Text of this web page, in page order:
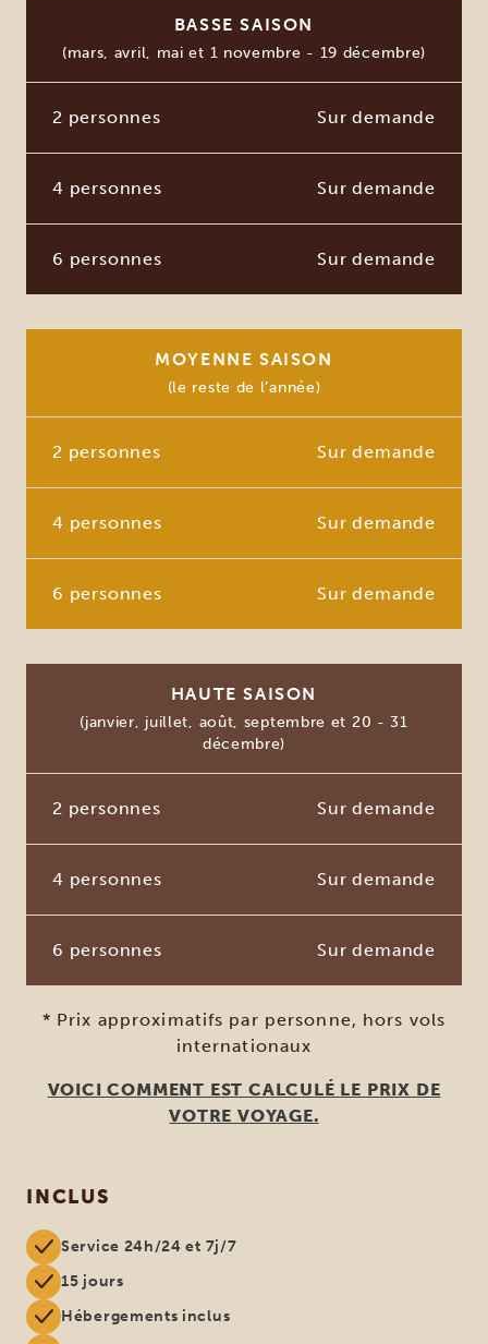
BASSE SAISON
(mars, avril, mai et 1 novembre - 19 décembre)
2 personnes Sur demande
4 personnes Sur demande
6 personnes Sur demande
MOYENNE SAISON
(le reste de l’année)
2 personnes Sur demande
4 personnes Sur demande
6 personnes Sur demande
HAUTE SAISON
(janvier, juillet, août, septembre et 20 - 31
décembre)
2 personnes Sur demande
4 personnes Sur demande
6 personnes Sur demande
* Prix approximatifs par personne, hors vols
internationaux
VOICI COMMENT EST CALCULÉ LE PRIX DE
VOTRE VOYAGE.
INCLUS
Service 24h/24 et 7j/7
15 jours
Hébergements inclus